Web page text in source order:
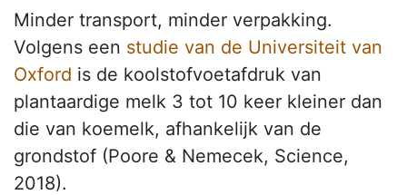
Minder transport, minder verpakking.
Volgens een studie van de Universiteit van
Oxford is de koolstofvoetafdruk van
plantaardige melk 3 tot 10 keer kleiner dan
die van koemelk, afhankelijk van de
grondstof (Poore & Nemecek, Science,
2018).